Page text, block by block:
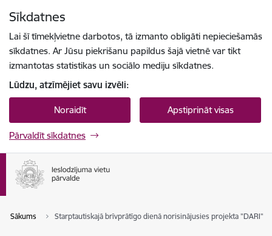
Sīkdatnes
Lai šī tīmekļvietne darbotos, tā izmanto obligāti nepieciešamās
sīkdatnes. Ar Jūsu piekrišanu papildus šajā vietnē var tikt
izmantotas statistikas un sociālo mediju sīkdatnes.
Lūdzu, atzīmējiet savu izvēli:
Noraidīt Apstiprināt visas
Pārvaldīt sīkdatnes
Sākums Starptautiskajā brīvprātīgo dienā norisinājusies projekta "DARI"